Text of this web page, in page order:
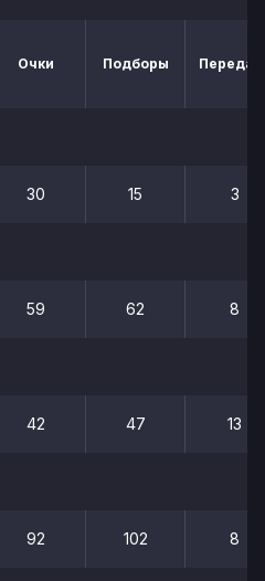
Очки Подборы
30 15 3
59 62 8
42 47 13
92 102 8